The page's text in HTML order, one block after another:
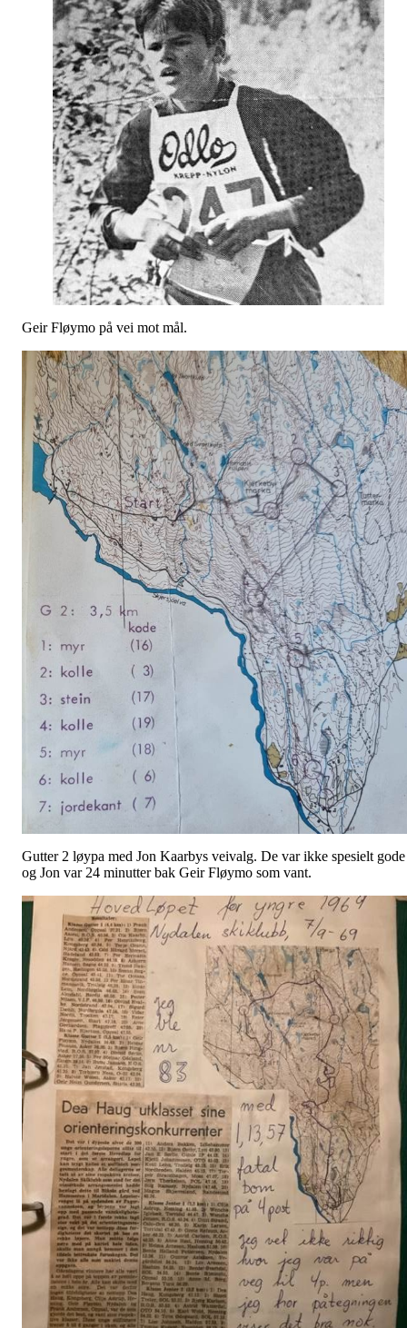
Geir Fløymo på vei mot mål.
Gutter 2 løypa med Jon Kaarbys veivalg. De var ikke spesielt gode
og Jon var 24 minutter bak Geir Fløymo som vant.